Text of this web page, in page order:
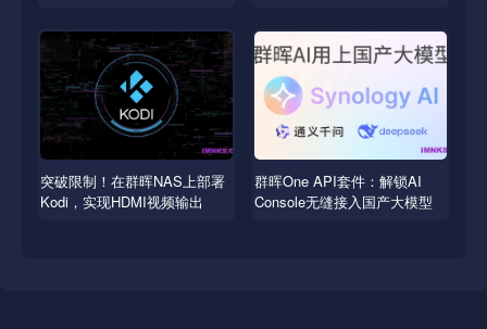
突破限制！在群晖NAS上部署
Kodi，实现HDMI视频输出
群晖One API套件：解锁AI
Console无缝接入国产大模型